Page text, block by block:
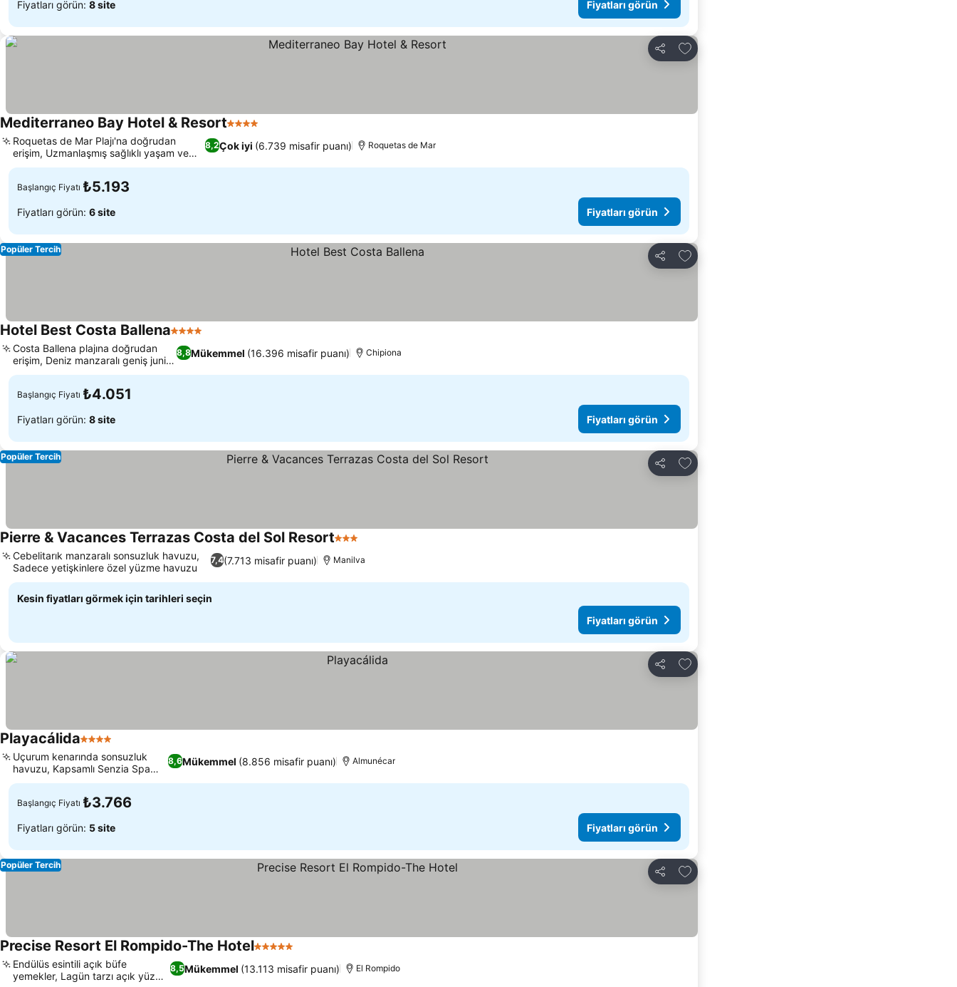
Fiyatları görün: 8 site Fiyatları görün
Paylaş
Favorilerime ekle
Mediterraneo Bay Hotel & Resort4 Yıldız
8,2Çok iyi (6.739 misafir puanı)
Roquetas de Mar Plajı'na doğrudan
erişim, Uzmanlaşmış sağlıklı yaşam ve
spa merkezi
Roquetas de Mar
Başlangıç Fiyatı ₺5.193
Fiyatları görün: 6 site Fiyatları görün
Paylaş
Favorilerime ekle
Popüler Tercih
Hotel Best Costa Ballena4 Yıldız
8,8Mükemmel (16.396 misafir puanı)
Costa Ballena plajına doğrudan
erişim, Deniz manzaralı geniş junior
süitler
Chipiona
Başlangıç Fiyatı ₺4.051
Fiyatları görün: 8 site Fiyatları görün
Paylaş
Favorilerime ekle
Popüler Tercih
Pierre & Vacances Terrazas Costa del Sol Resort3 Yıldız
7,4(7.713 misafir puanı)
Cebelitarık manzaralı sonsuzluk havuzu,
Sadece yetişkinlere özel yüzme havuzu
Manilva
Kesin fiyatları görmek için tarihleri seçin
Fiyatları görün
Paylaş
Favorilerime ekle
Playacálida4 Yıldız
8,6Mükemmel (8.856 misafir puanı)
Uçurum kenarında sonsuzluk
havuzu, Kapsamlı Senzia Spa
devresi
Almunécar
Başlangıç Fiyatı ₺3.766
Fiyatları görün: 5 site Fiyatları görün
Paylaş
Favorilerime ekle
Popüler Tercih
Precise Resort El Rompido-The Hotel5 Yıldız
8,5Mükemmel (13.113 misafir puanı)
Endülüs esintili açık büfe
yemekler, Lagün tarzı açık yüzme
El Rompido